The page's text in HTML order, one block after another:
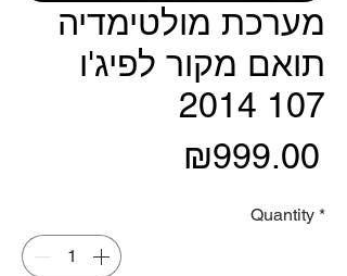
מערכת מולטימדיה
תואם מקור לפיג'ו
107 2014
₪999.00
Quantity *